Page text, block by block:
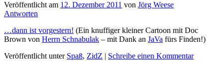
Veröffentlicht am 12. Dezember 2011 von Jörg Weese
Antworten
…dann ist vorgestern! (Ein knuffiger kleiner Cartoon mit Doc
Brown von Herrn Schnabulak – mit Dank an JaVa fürs Finden!)
Veröffentlicht unter Spaß, ZidZ | Schreibe einen Kommentar